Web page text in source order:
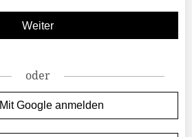
oder
Mit Google anmelden